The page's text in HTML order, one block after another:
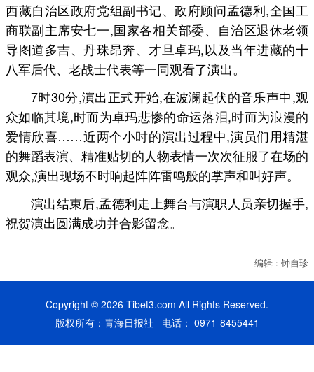
西藏自治区政府党组副书记、政府顾问孟德利,全国工
商联副主席安七一,国家各相关部委、自治区退休老领
导图道多吉、丹珠昂奔、才旦卓玛,以及当年进藏的十
八军后代、老战士代表等一同观看了演出。
7时30分,演出正式开始,在波澜起伏的音乐声中,观
众如临其境,时而为卓玛悲惨的命运落泪,时而为浪漫的
爱情欣喜……近两个小时的演出过程中,演员们用精湛
的舞蹈表演、精准贴切的人物表情一次次征服了在场的
观众,演出现场不时响起阵阵雷鸣般的掌声和叫好声。
演出结束后,孟德利走上舞台与演职人员亲切握手,
祝贺演出圆满成功并合影留念。
编辑 : 钟自珍
Copyright © 2026 Tibet3.com All Rights Reserved.
版权所有：青海日报社 电话： 0971-8455441